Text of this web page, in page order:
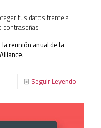
tus datos frente a
contraseñas
reunión anual de la
Seguir Leyendo